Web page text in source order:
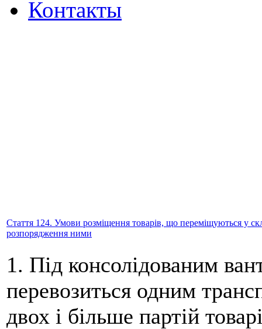
Контакты
Стаття 124. Умови розміщення товарів, що переміщуються у
розпорядження ними
1. Під консолідованим
перевозиться одним
двох і більше партій